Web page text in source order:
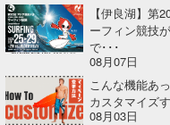
【伊良湖】第
ーフィン競技
で･･･
08月07日
こんな機能あ
カスタマイズ
08月03日
Yoshiyuki Obata
arukasvision
DELTA FORCE SURF
WAVAL
中浦“JET”章
嵯峨明日香
進士剛光
☆加藤
+☆maki☆+
Aichan
波伝説